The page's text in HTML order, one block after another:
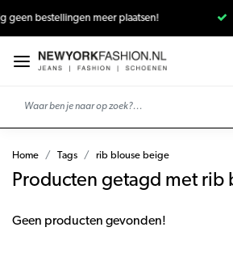
plaatsen! Vanaf 1 juli kun je
Home Tags rib blouse beige
Producten getagd met rib
Geen producten gevonden!